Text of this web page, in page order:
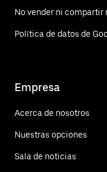
No vender ni
Política de datos de
Empresa
Acerca de nosotros
Nuestras opciones
Sala de noticias